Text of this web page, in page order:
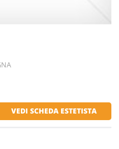
VEDI SCHEDA ESTETISTA